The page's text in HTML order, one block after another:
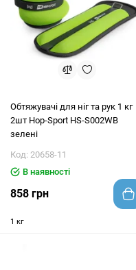
Обтяжувачі для ніг та рук 1 кг
2шт Hop-Sport HS-S002WB
зелені
Код: 20658-11
В наявності
858 грн
1 кг